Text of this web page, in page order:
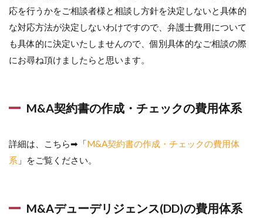
応を行うかをご相談者様と相談し方針を決定しないと具体的
な対応方法が決定しないわけですので、弁護士費用について
も具体的に決定いたしませんので、個別具体的なご相談の際
にお尋ね頂けましたらと思います。
M&A契約書の作成・チェックの費用体系
詳細は、こちら➡「M&A契約書の作成・チェックの費用体
系 」をご覧ください。
M&Aデューデリジェンス(DD)の費用体系